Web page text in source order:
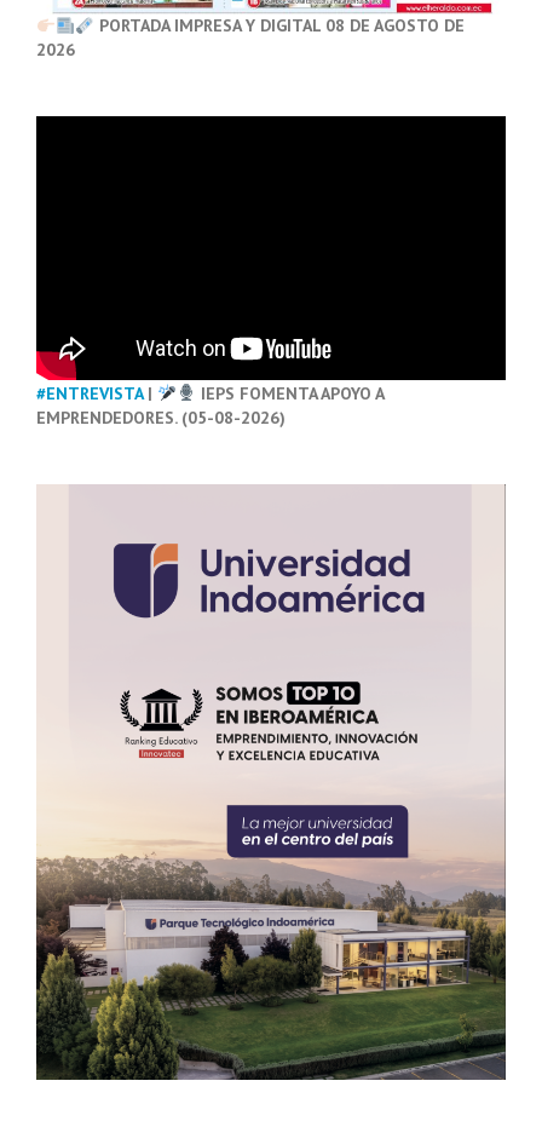
PORTADA IMPRESA Y DIGITAL 08 DE AGOSTO DE
2026
#ENTREVISTA|
IEPS FOMENTA APOYO A
EMPRENDEDORES. (05-08-2026)